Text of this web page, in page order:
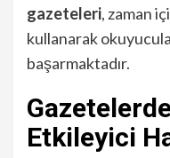
gazeteleri, zaman
kullanarak
başarmaktadır.
Etkileyici